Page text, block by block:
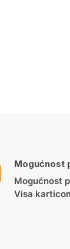
Mogućnost
Mogućnost
Visa